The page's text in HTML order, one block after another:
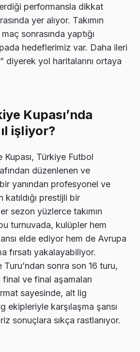
performansla dikkat
yer alıyor. Takımın
sonrasında yaptığı
hedeflerimiz var. Daha ileri
diyerek yol haritalarını ortaya
Kupası’nda
işliyor?
Kupası, Türkiye Futbol
düzenlenen ve
yanından profesyonel ve
katıldığı prestijli bir
sezon yüzlerce takımın
turnuvada, kulüpler hem
elde ediyor hem de Avrupa
fırsatı yakalayabiliyor.
Turu’ndan sonra son 16 turu,
ve final aşamaları
sayesinde, alt lig
ekipleriyle karşılaşma şansı
sonuçlara sıkça rastlanıyor.